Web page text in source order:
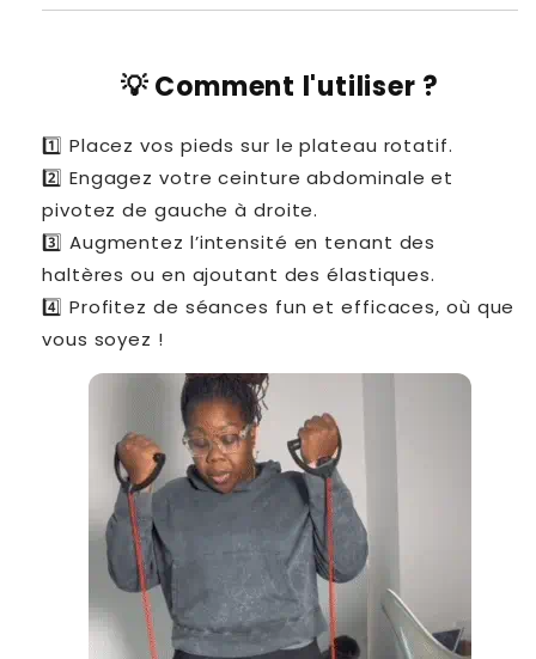
💡 Comment l'utiliser ?
1️⃣ Placez vos pieds sur le plateau rotatif.
2️⃣ Engagez votre ceinture abdominale et
pivotez de gauche à droite.
3️⃣ Augmentez l’intensité en tenant des
haltères ou en ajoutant des élastiques.
4️⃣ Profitez de séances fun et efficaces, où que
vous soyez !